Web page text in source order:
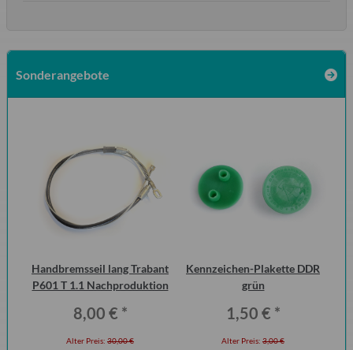
Sonderangebote
Handbremsseil lang Trabant
P601 T 1.1 Nachproduktion
8,00 € *
Alter Preis: 30,00 €
Kennzeichen-Plakette DDR
grün
1,50 € *
Alter Preis: 3,00 €